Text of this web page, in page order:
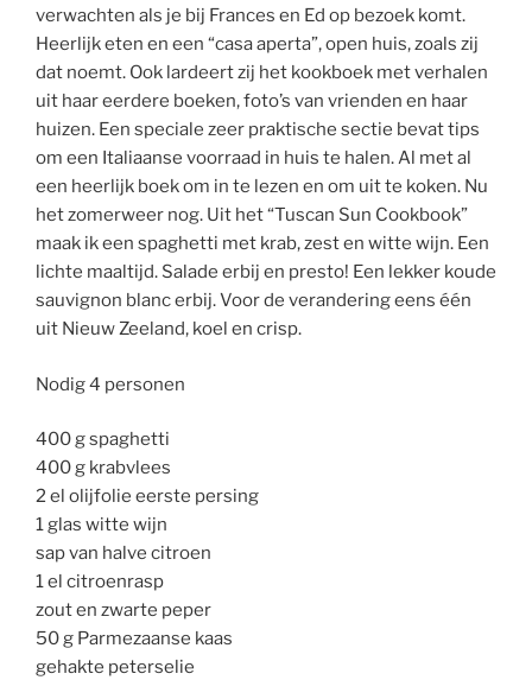
verwachten als je bij Frances en Ed op bezoek komt.
Heerlijk eten en een “casa aperta”, open huis, zoals zij
dat noemt. Ook lardeert zij het kookboek met verhalen
uit haar eerdere boeken, foto’s van vrienden en haar
huizen. Een speciale zeer praktische sectie bevat tips
om een Italiaanse voorraad in huis te halen. Al met al
een heerlijk boek om in te lezen en om uit te koken. Nu
het zomerweer nog. Uit het “Tuscan Sun Cookbook”
maak ik een spaghetti met krab, zest en witte wijn. Een
lichte maaltijd. Salade erbij en presto! Een lekker koude
sauvignon blanc erbij. Voor de verandering eens één
uit Nieuw Zeeland, koel en crisp.
Nodig 4 personen
400 g spaghetti
400 g krabvlees
2 el olijfolie eerste persing
1 glas witte wijn
sap van halve citroen
1 el citroenrasp
zout en zwarte peper
50 g Parmezaanse kaas
gehakte peterselie